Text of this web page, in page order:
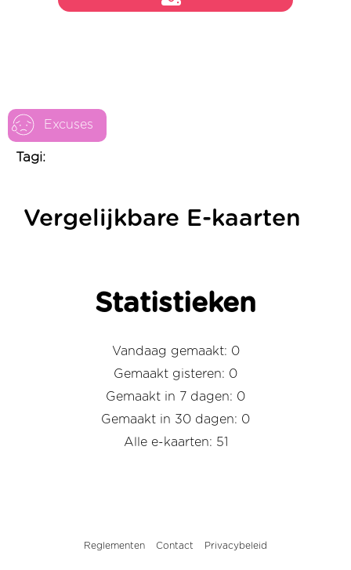
Excuses
Tagi:
Vergelijkbare E-kaarten
Statistieken
Vandaag gemaakt: 0
Gemaakt gisteren: 0
Gemaakt in 7 dagen: 0
Gemaakt in 30 dagen: 0
Alle e-kaarten: 51
Reglementen Contact Privacybeleid